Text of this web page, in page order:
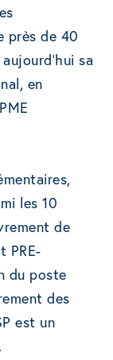
près de 40
sa
en
les 10
de
PRE-
du poste
des
est un